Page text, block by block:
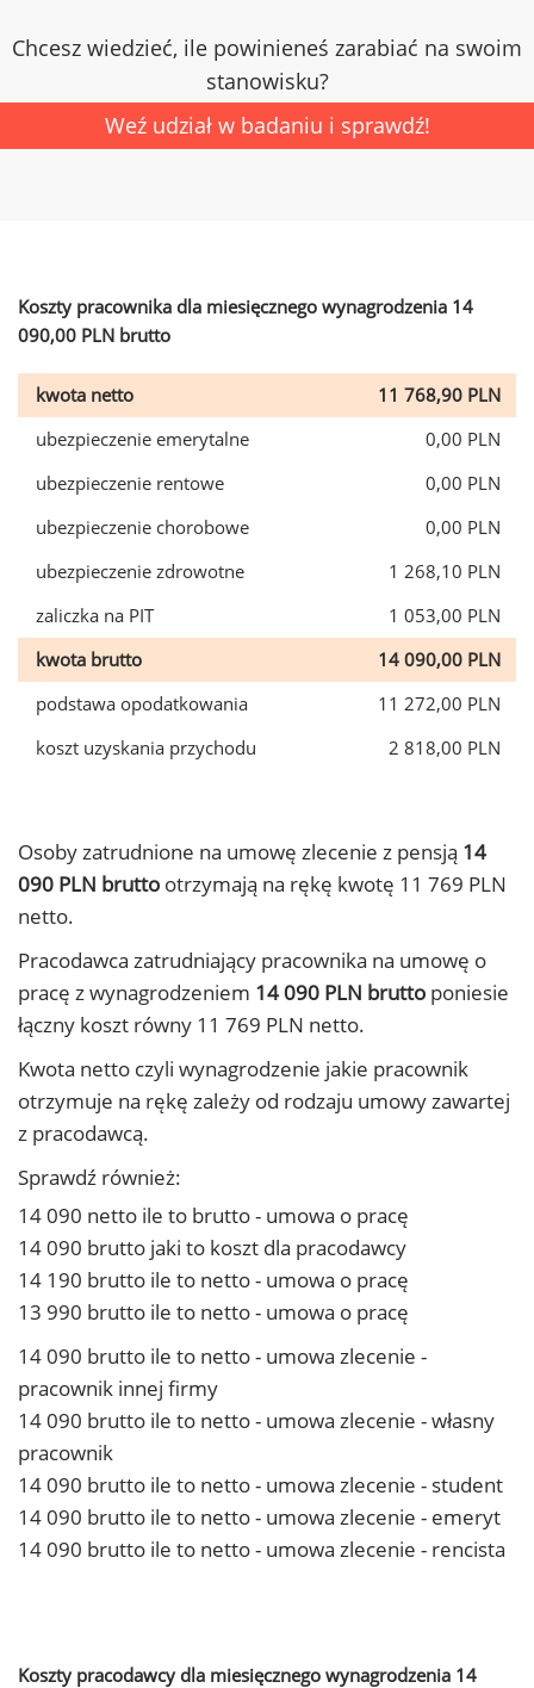
Chcesz wiedzieć, ile powinieneś zarabiać na swoim
stanowisku?
Weź udział w badaniu i sprawdź!
Koszty pracownika dla miesięcznego wynagrodzenia 14
090,00 PLN brutto
kwota netto
11 768,90 PLN
ubezpieczenie emerytalne
0,00 PLN
ubezpieczenie rentowe
0,00 PLN
ubezpieczenie chorobowe
0,00 PLN
ubezpieczenie zdrowotne
1 268,10 PLN
zaliczka na PIT
1 053,00 PLN
kwota brutto
14 090,00 PLN
podstawa opodatkowania
11 272,00 PLN
koszt uzyskania przychodu
2 818,00 PLN
Osoby zatrudnione na umowę zlecenie z pensją 14
090 PLN brutto otrzymają na rękę kwotę 11 769 PLN
netto.
Pracodawca zatrudniający pracownika na umowę o
pracę z wynagrodzeniem 14 090 PLN brutto poniesie
łączny koszt równy 11 769 PLN netto.
Kwota netto czyli wynagrodzenie jakie pracownik
otrzymuje na rękę zależy od rodzaju umowy zawartej
z pracodawcą.
Sprawdź również:
14 090 netto ile to brutto - umowa o pracę
14 090 brutto jaki to koszt dla pracodawcy
14 190 brutto ile to netto - umowa o pracę
13 990 brutto ile to netto - umowa o pracę
14 090 brutto ile to netto - umowa zlecenie -
pracownik innej firmy
14 090 brutto ile to netto - umowa zlecenie - własny
pracownik
14 090 brutto ile to netto - umowa zlecenie - student
14 090 brutto ile to netto - umowa zlecenie - emeryt
14 090 brutto ile to netto - umowa zlecenie - rencista
Koszty pracodawcy dla miesięcznego wynagrodzenia 14